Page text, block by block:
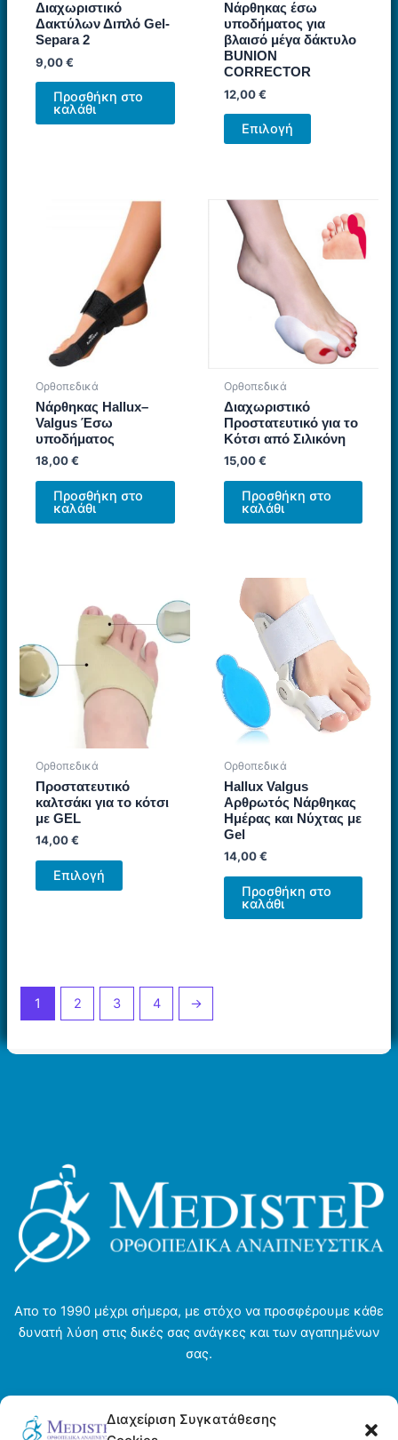
Διαχείριση Συγκατάθεσης
Διαχωριστικό
Δακτύλων Διπλό Gel-
Separa 2
9,00€
Προσθήκη στο
καλάθι
Νάρθηκας έσω
υποδήματος για
βλαισό μέγα δάκτυλo
BUNION
CORRECTOR
12,00€
Επιλογή
Αυτό
το
παραλλαγές.
Οι
επιλογές
μπορούν
να
επιλεγούν
στη
προϊόντος
Ορθοπεδικά
Νάρθηκας Hallux–
Valgus Έσω
υποδήματος
18,00€
Προσθήκη στο
καλάθι
Ορθοπεδικά
Διαχωριστικό
Προστατευτικό για το
Κότσι από Σιλικόνη
15,00€
Προσθήκη στο
καλάθι
Ορθοπεδικά
Προστατευτικό
καλτσάκι για το κότσι
με GEL
14,00€
Επιλογή
Αυτό
το
Οι
επιλογές
να
Ορθοπεδικά
Hallux Valgus
Αρθρωτός Νάρθηκας
Ημέρας και Νύχτας με
Gel
14,00€
Προσθήκη στο
καλάθι
1 2 3 4 →
Απο το 1990 μέχρι σήμερα, με στόχο να προσφέρουμε κάθε
δυνατή λύση στις δικές σας ανάγκες και των αγαπημένων
σας.
Ενοικιάσεις